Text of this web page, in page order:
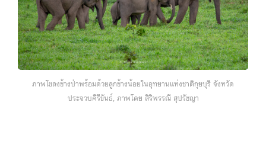
ภาพโขลงช้างป่าพร้อมด้วยลูกช้างน้อยในอุทยานแห่งชาติกุยบุรี จังหวัด
ประจวบคีรีขันธ์, ภาพโดย สิริพรรณี สุปรัชญา